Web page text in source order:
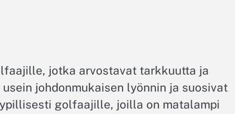
jotka arvostavat tarkkuutta ja
johdonmukaisen lyönnin ja suosivat
golfaajille, joilla on matalampi